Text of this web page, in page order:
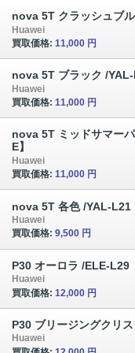
nova 5T クラッシュブ
Huawei
買取価格: 11,000 円
nova 5T ブラック /YAL-
Huawei
買取価格: 11,000 円
nova 5T ミッドサマー
E】
Huawei
買取価格: 11,000 円
nova 5T 各色 /YAL-
Huawei
買取価格: 9,500 円
P30 オーロラ /ELE-L29
Huawei
買取価格: 12,000 円
P30 ブリージングクリ
Huawei